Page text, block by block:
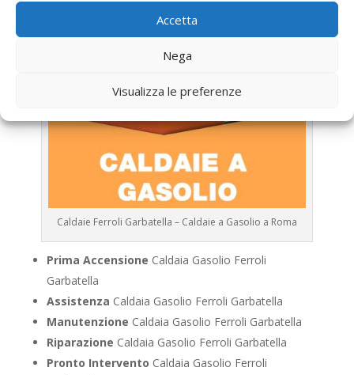
Accetta
Nega
Visualizza le preferenze
Caldaie Ferroli Garbatella – Caldaie a Gasolio a Roma
Prima Accensione Caldaia Gasolio Ferroli
Garbatella
Assistenza Caldaia Gasolio Ferroli Garbatella
Manutenzione Caldaia Gasolio Ferroli Garbatella
Riparazione Caldaia Gasolio Ferroli Garbatella
Pronto Intervento Caldaia Gasolio Ferroli